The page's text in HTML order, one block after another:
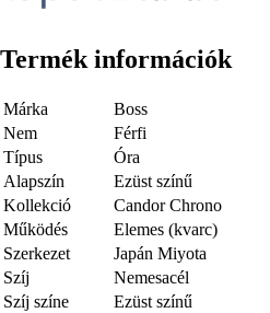
Termék információk
Márka
Boss
Nem
Férfi
Típus
Óra
Alapszín
Ezüst színű
Kollekció
Candor Chrono
Működés
Elemes (kvarc)
Szerkezet
Japán Miyota
Szíj
Nemesacél
Szíj színe
Ezüst színű